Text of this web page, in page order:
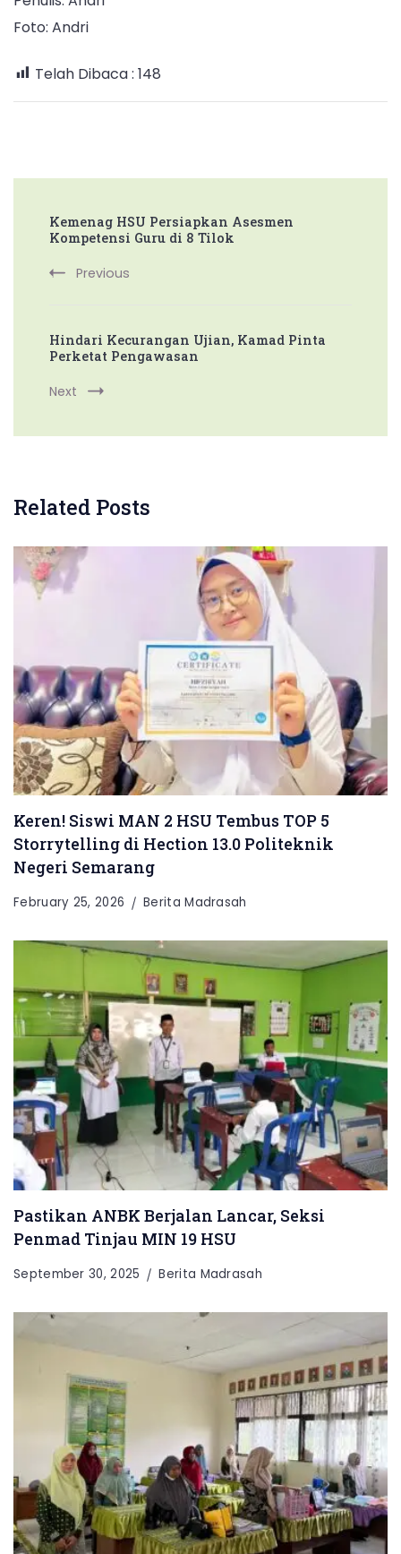
Foto: Andri
Telah Dibaca : 148
Navigation
Kemenag HSU Persiapkan Asesmen
Kompetensi Guru di 8 Tilok
Previous
Hindari Kecurangan Ujian, Kamad Pinta
Perketat Pengawasan
Next
Related Posts
Keren! Siswi MAN 2 HSU Tembus TOP 5
Storrytelling di Hection 13.0 Politeknik
Negeri Semarang
February 25, 2026 Berita Madrasah
Pastikan ANBK Berjalan Lancar, Seksi
Penmad Tinjau MIN 19 HSU
September 30, 2025 Berita Madrasah